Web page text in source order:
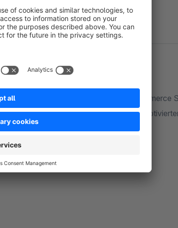
sind auf der Suche nach einen E-Commerce
Unsere qualifizierten und